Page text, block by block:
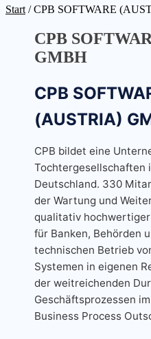
Start /CPB SOFTWARE
CPB
GMBH
CPB
(AUSTRIA)
CPB bildet eine
Tochtergesellschaften
Deutschland. 330
der Wartung und
qualitativ
für Banken, Behörden
technischen Betrieb
Systemen in eigenen
der weitreichenden
Geschäftsprozessen
Business Process